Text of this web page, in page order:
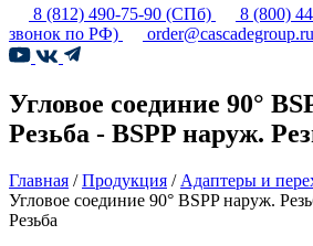
8 (812) 490-75-90 (СПб) 8 (800)
звонок по РФ)
order@cascadegroup.ru
Угловое соединие 90°
Резьба - BSPP наруж.
Главная /Продукция / Адаптеры и
Угловое соединие 90° BSPP наруж.
Резьба